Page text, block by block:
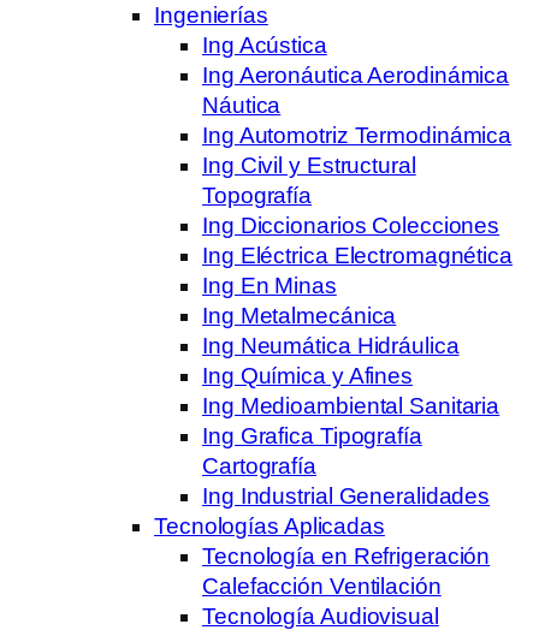
Ingenierías
Ing Acústica
Ing Aeronáutica Aerodinámica
Náutica
Ing Automotriz Termodinámica
Ing Civil y Estructural
Topografía
Ing Diccionarios Colecciones
Ing Eléctrica Electromagnética
Ing En Minas
Ing Metalmecánica
Ing Neumática Hidráulica
Ing Química y Afines
Ing Medioambiental Sanitaria
Ing Grafica Tipografía
Cartografía
Ing Industrial Generalidades
Tecnologías Aplicadas
Tecnología en Refrigeración
Calefacción Ventilación
Tecnología Audiovisual